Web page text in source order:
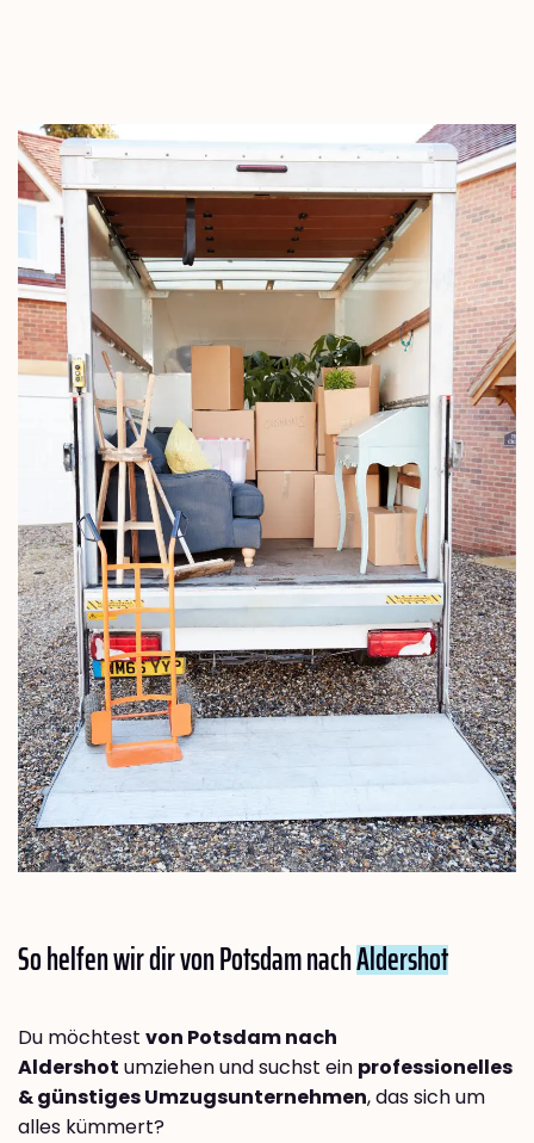
So helfen wir dir von Potsdam nachAldershot
Du möchtest von Potsdam nach
Aldershot umziehen und suchst ein professionelles
& günstiges Umzugsunternehmen, das sich um
alles kümmert?